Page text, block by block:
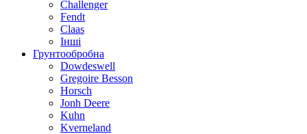
Challenger
Fendt
Claas
Інші
Грунтообробна
Dowdeswell
Gregoire Besson
Horsch
Jonh Deere
Kuhn
Kverneland